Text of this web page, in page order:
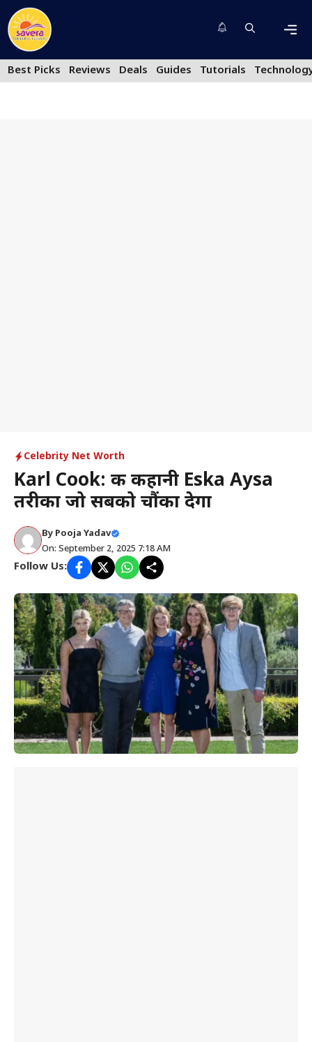
Skip
to
content
Best Picks
Reviews Deals Guides Tutorials
Celebrity Net Worth
Karl Cook: की कहानी Eska Aysa
तरीका जो सबको चौंका देगा
By Pooja Yadav
On: September 2, 2025 7:18 AM
Follow Us: